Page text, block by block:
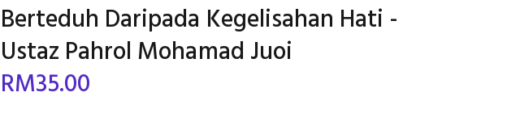
Berteduh Daripada Kegelisahan Hati -
Ustaz Pahrol Mohamad Juoi
RM35.00